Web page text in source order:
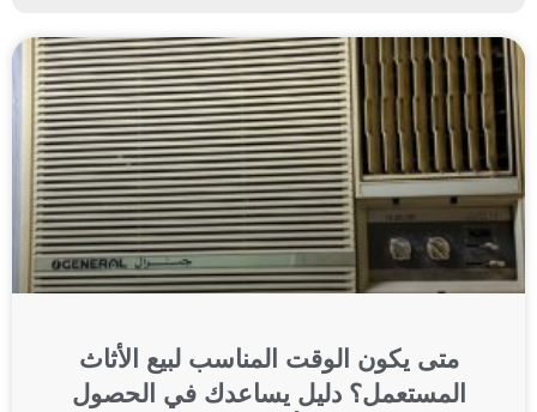
متى يكون الوقت المناسب لبيع الأثاث
المستعمل؟ دليل يساعدك في الحصول